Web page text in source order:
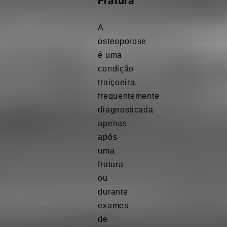
A
osteoporose
é uma
condição
traiçoeira,
frequentemente
diagnosticada
apenas
após
uma
fratura
ou
durante
exames
de